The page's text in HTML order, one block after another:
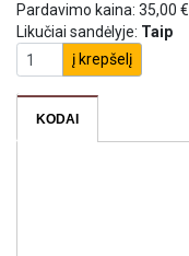
Pardavimo kaina: 35,00 €
Likučiai sandėlyje: Taip
į krepšelį
KODAI